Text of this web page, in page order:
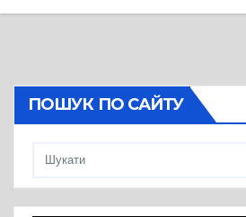
ПОШУК ПО САЙТУ